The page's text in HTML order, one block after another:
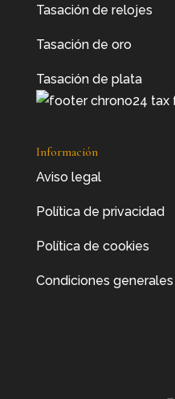
Tasación de relojes
Tasación de oro
Tasación de plata
Información
Aviso legal
Política de privacidad
Política de cookies
Condiciones